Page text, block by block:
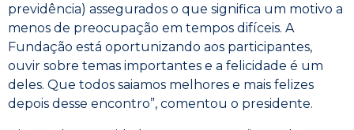
previdência) assegurados o que significa um motivo a
menos de preocupação em tempos difíceis. A
Fundação está oportunizando aos participantes,
ouvir sobre temas importantes e a felicidade é um
deles. Que todos saiamos melhores e mais felizes
depois desse encontro”, comentou o presidente.